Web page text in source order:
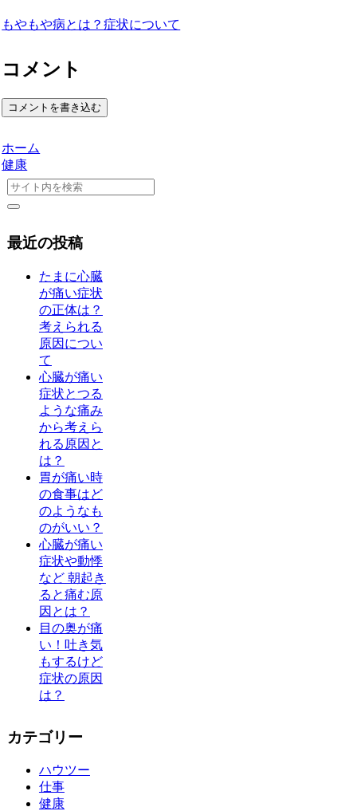
もやもや病とは？症状について
コメント
コメントを書き込む
ホーム
健康
最近の投稿
たまに心臓
が痛い症状
の正体は？
考えられる
原因につい
て
心臓が痛い
症状とつる
ような痛み
から考えら
れる原因と
は？
胃が痛い時
の食事はど
のようなも
のがいい？
心臓が痛い
症状や動悸
など 朝起き
ると痛む原
因とは？
目の奥が痛
い！吐き気
もするけど
症状の原因
は？
カテゴリー
ハウツー
仕事
健康